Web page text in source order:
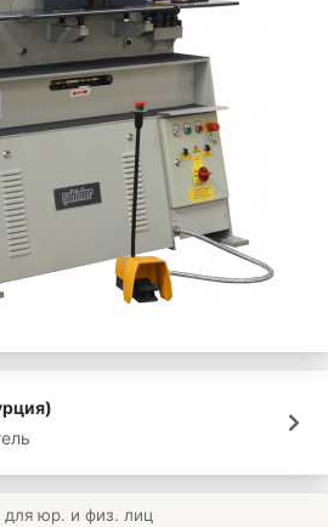
для юр. и физ. лиц